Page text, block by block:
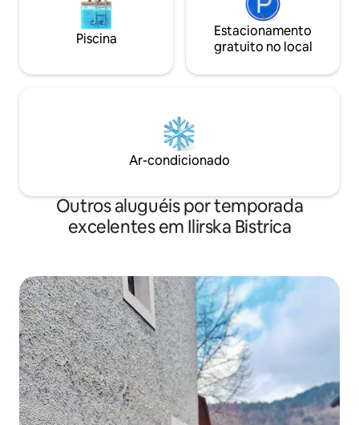
Piscina
Estacionamento
gratuito no local
Ar-condicionado
Outros aluguéis por temporada
excelentes em Ilirska Bistrica